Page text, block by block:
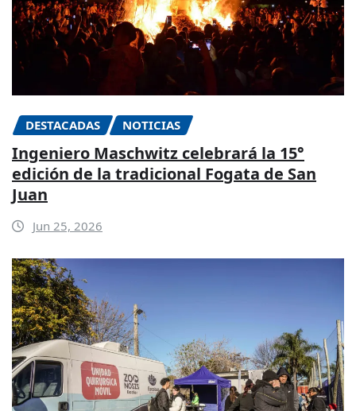
DESTACADAS NOTICIAS
Ingeniero Maschwitz celebrará la 15°
edición de la tradicional Fogata de San
Juan
Jun 25, 2026